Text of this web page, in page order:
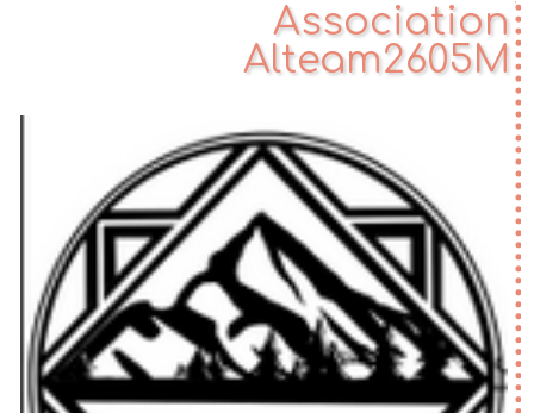
Association
Alteam2605M